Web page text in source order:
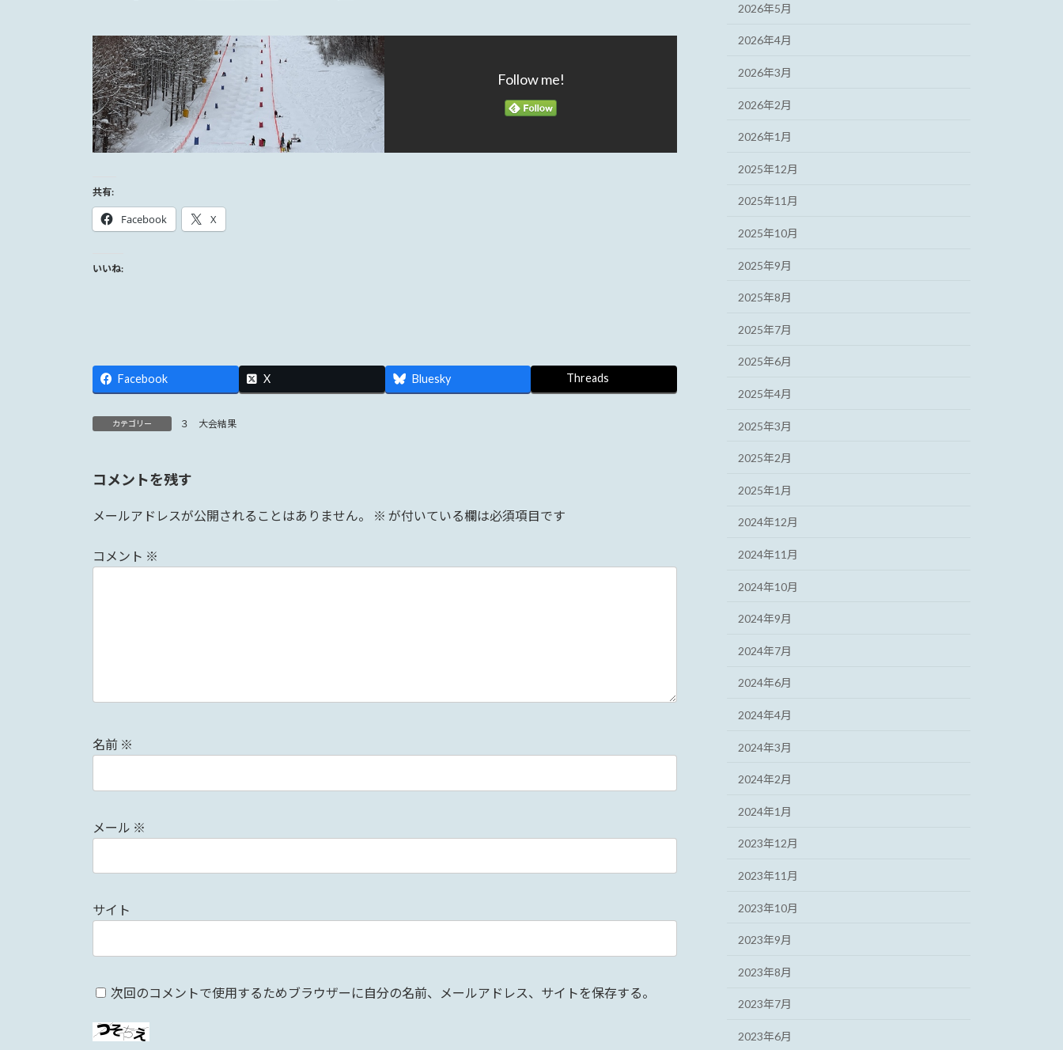
Follow me!
共有:
Facebook X
いいね:
Facebook X Bluesky Threads
カテゴリー ３ 大会結果
コメントを残す
メールアドレスが公開されることはありません。 ※ が付いている欄は必須項目です
コメント ※
名前 ※
メール ※
サイト
次回のコメントで使用するためブラウザーに自分の名前、メールアドレス、サイトを保存する。
2026年5月
2026年4月
2026年3月
2026年2月
2026年1月
2025年12月
2025年11月
2025年10月
2025年9月
2025年8月
2025年7月
2025年6月
2025年4月
2025年3月
2025年2月
2025年1月
2024年12月
2024年11月
2024年10月
2024年9月
2024年7月
2024年6月
2024年4月
2024年3月
2024年2月
2024年1月
2023年12月
2023年11月
2023年10月
2023年9月
2023年8月
2023年7月
2023年6月